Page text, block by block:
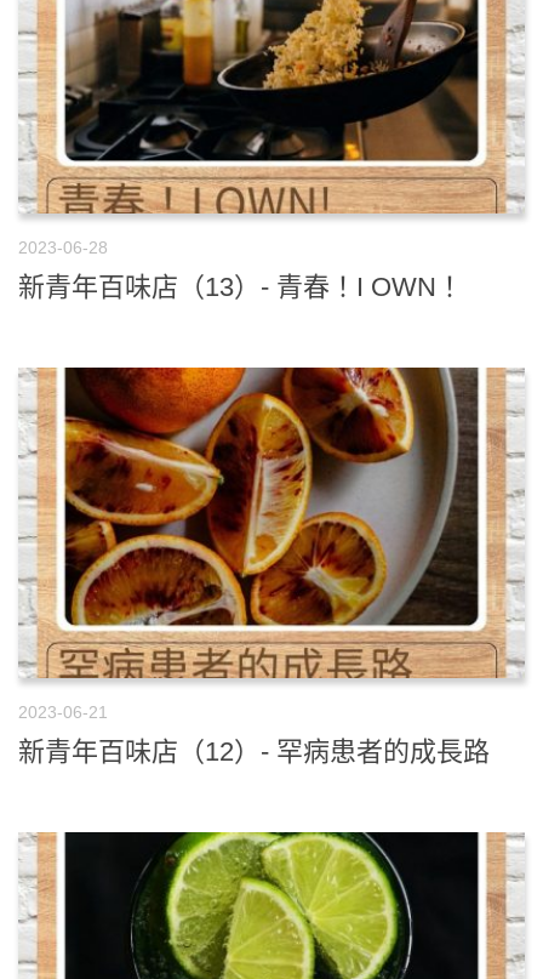
2023-06-28
新青年百味店（13）- 青春！I OWN！
2023-06-21
新青年百味店（12）- 罕病患者的成長路